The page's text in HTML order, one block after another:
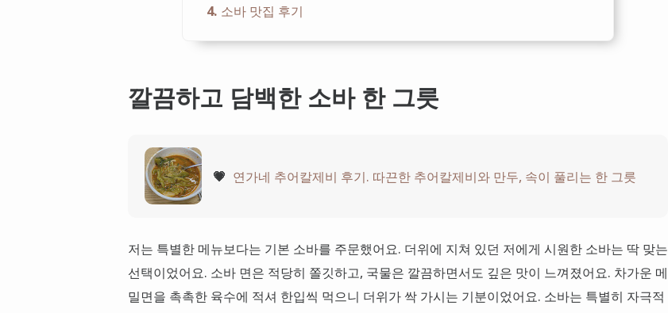
4 소바 맛집 후기
깔끔하고 담백한 소바 한 그릇
💗 연가네 추어칼제비 후기. 따끈한 추어칼제비와 만두, 속이 풀리는 한 그릇
저는 특별한 메뉴보다는 기본 소바를 주문했어요. 더위에 지쳐 있던 저에게 시원한 소바는 딱 맞는
선택이었어요. 소바 면은 적당히 쫄깃하고, 국물은 깔끔하면서도 깊은 맛이 느껴졌어요. 차가운 메
밀면을 촉촉한 육수에 적셔 한입씩 먹으니 더위가 싹 가시는 기분이었어요. 소바는 특별히 자극적